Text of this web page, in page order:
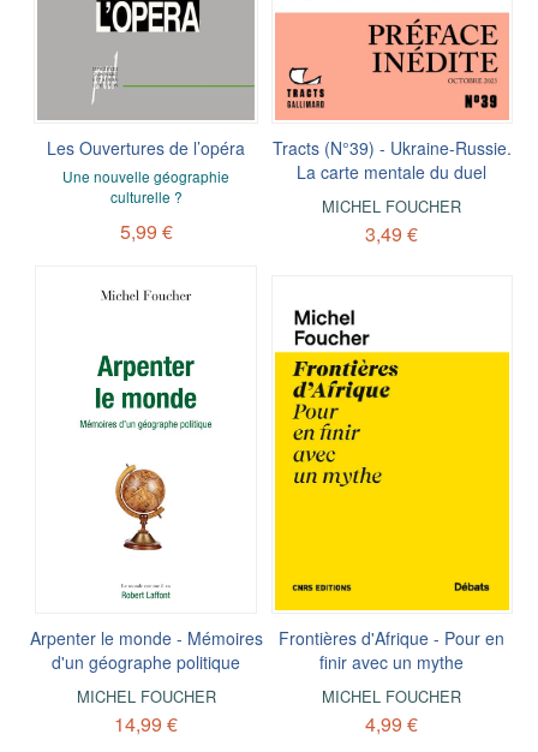
Les Ouvertures de l’opéra
Une nouvelle géographie
culturelle ?
5,99 €
Tracts (N°39) - Ukraine-Russie.
La carte mentale du duel
MICHEL FOUCHER
3,49 €
Arpenter le monde - Mémoires
d'un géographe politique
MICHEL FOUCHER
14,99 €
Frontières d'Afrique - Pour en
finir avec un mythe
MICHEL FOUCHER
4,99 €